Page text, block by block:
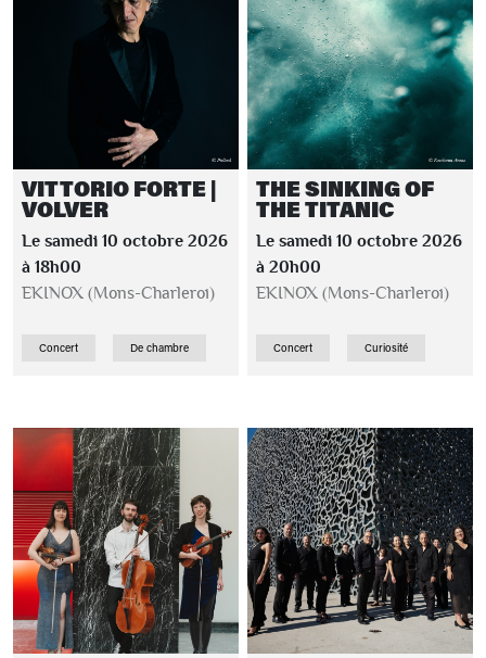
VITTORIO FORTE |
VOLVER
Le samedi 10 octobre 2026
à 18h00
EKINOX (Mons-Charleroi)
Concert De chambre
THE SINKING OF
THE TITANIC
Le samedi 10 octobre 2026
à 20h00
EKINOX (Mons-Charleroi)
Concert Curiosité